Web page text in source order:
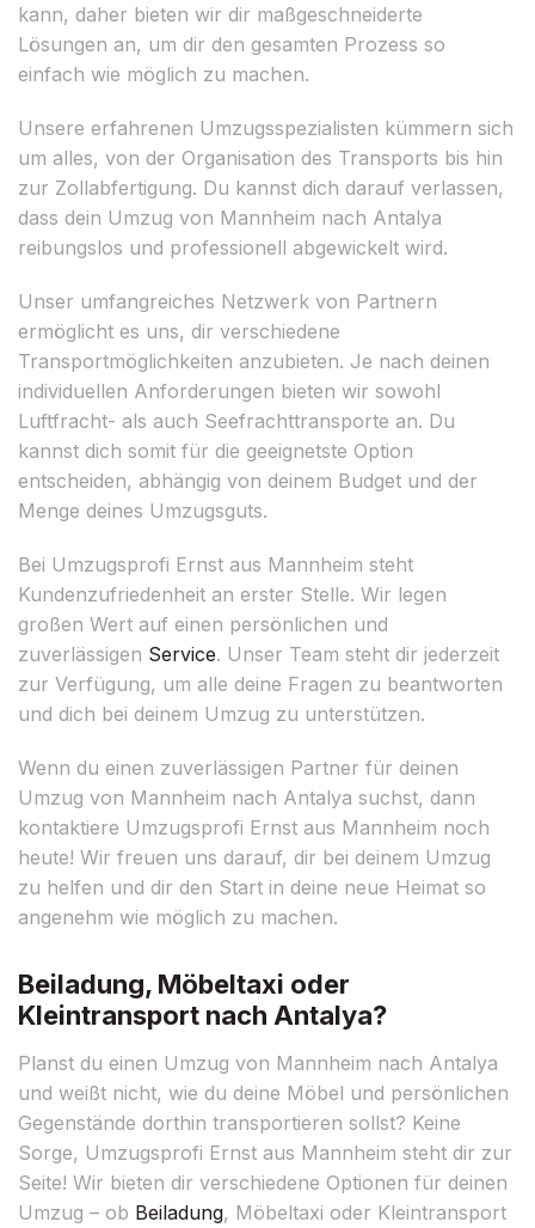
kann, daher bieten wir dir maßgeschneiderte
Lösungen an, um dir den gesamten Prozess so
einfach wie möglich zu machen.
Unsere erfahrenen Umzugsspezialisten kümmern sich
um alles, von der Organisation des Transports bis hin
zur Zollabfertigung. Du kannst dich darauf verlassen,
dass dein Umzug von Mannheim nach Antalya
reibungslos und professionell abgewickelt wird.
Unser umfangreiches Netzwerk von Partnern
ermöglicht es uns, dir verschiedene
Transportmöglichkeiten anzubieten. Je nach deinen
individuellen Anforderungen bieten wir sowohl
Luftfracht- als auch Seefrachttransporte an. Du
kannst dich somit für die geeignetste Option
entscheiden, abhängig von deinem Budget und der
Menge deines Umzugsguts.
Bei Umzugsprofi Ernst aus Mannheim steht
Kundenzufriedenheit an erster Stelle. Wir legen
großen Wert auf einen persönlichen und
zuverlässigen Service. Unser Team steht dir jederzeit
zur Verfügung, um alle deine Fragen zu beantworten
und dich bei deinem Umzug zu unterstützen.
Wenn du einen zuverlässigen Partner für deinen
Umzug von Mannheim nach Antalya suchst, dann
kontaktiere Umzugsprofi Ernst aus Mannheim noch
heute! Wir freuen uns darauf, dir bei deinem Umzug
zu helfen und dir den Start in deine neue Heimat so
angenehm wie möglich zu machen.
Beiladung, Möbeltaxi oder
Kleintransport nach Antalya?
Planst du einen Umzug von Mannheim nach Antalya
und weißt nicht, wie du deine Möbel und persönlichen
Gegenstände dorthin transportieren sollst? Keine
Sorge, Umzugsprofi Ernst aus Mannheim steht dir zur
Seite! Wir bieten dir verschiedene Optionen für deinen
Umzug – ob Beiladung, Möbeltaxi oder Kleintransport